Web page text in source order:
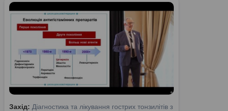
Захід: Діагностика та лікування гострих тонзилітів з